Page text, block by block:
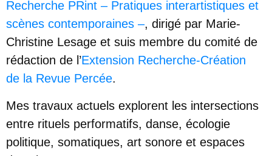
Recherche PRint – Pratiques interartistiques et
scènes contemporaines –, dirigé par Marie-
Christine Lesage et suis membre du comité de
rédaction de l’Extension Recherche-Création
de la Revue Percée.
Mes travaux actuels explorent les intersections
entre rituels performatifs, danse, écologie
politique, somatiques, art sonore et espaces